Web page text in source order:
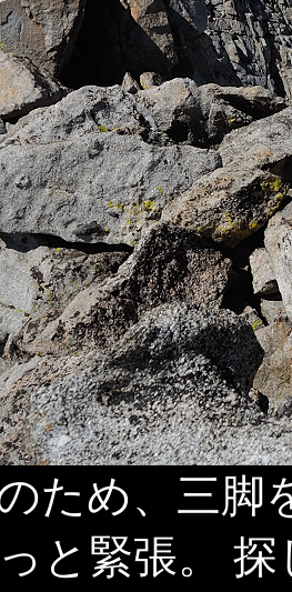
ため、三脚
と緊張。